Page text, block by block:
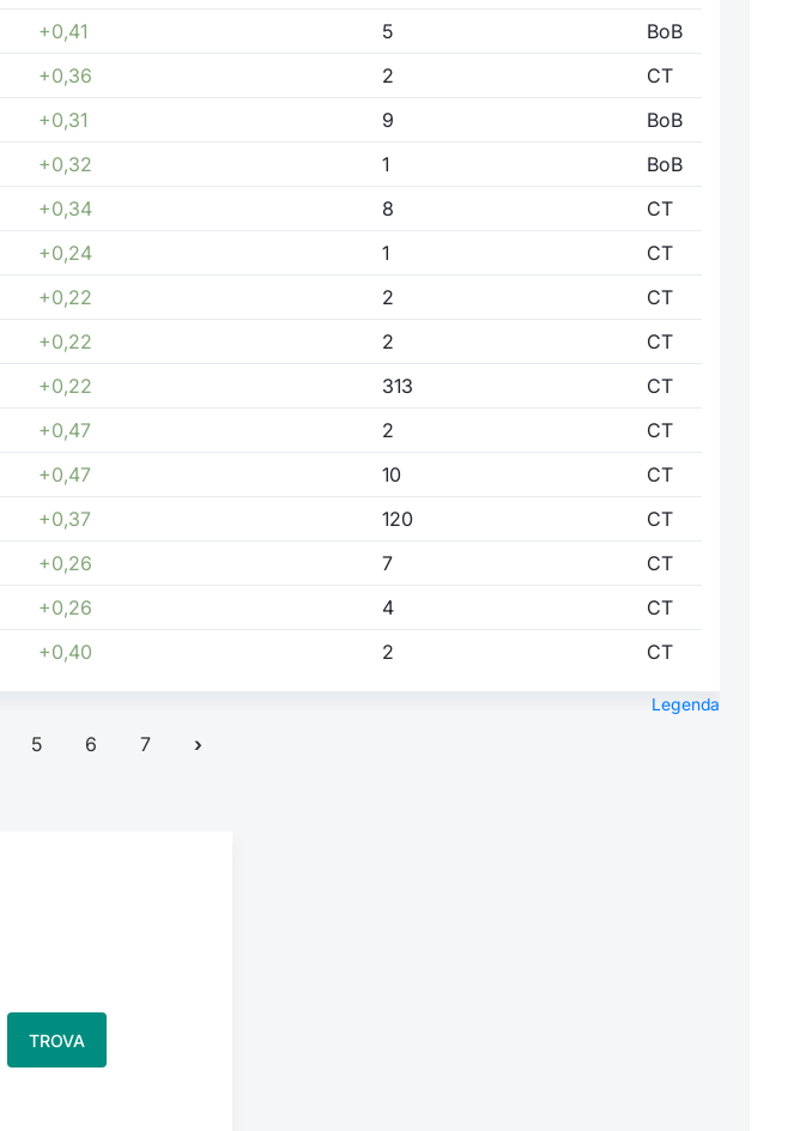
+0,41 5
BoB
+0,36 2
CT
+0,31 9
BoB
+0,32 1
BoB
+0,34 8
CT
+0,24 1
CT
+0,22 2
CT
+0,22 2
CT
+0,22 313
CT
+0,47 2
CT
+0,47 10
CT
+0,37 120
CT
+0,26 7
CT
+0,26 4
CT
+0,40 2 CT
Legenda
5 6 7
TROVA